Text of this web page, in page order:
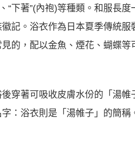
“下著”(內袍)等種類。和服長
徽記。浴衣作為日本夏季傳統
的，配以金魚、煙花、蝴蝶等
穿著可吸收皮膚水份的「湯
：浴衣則是「湯帷子」的簡